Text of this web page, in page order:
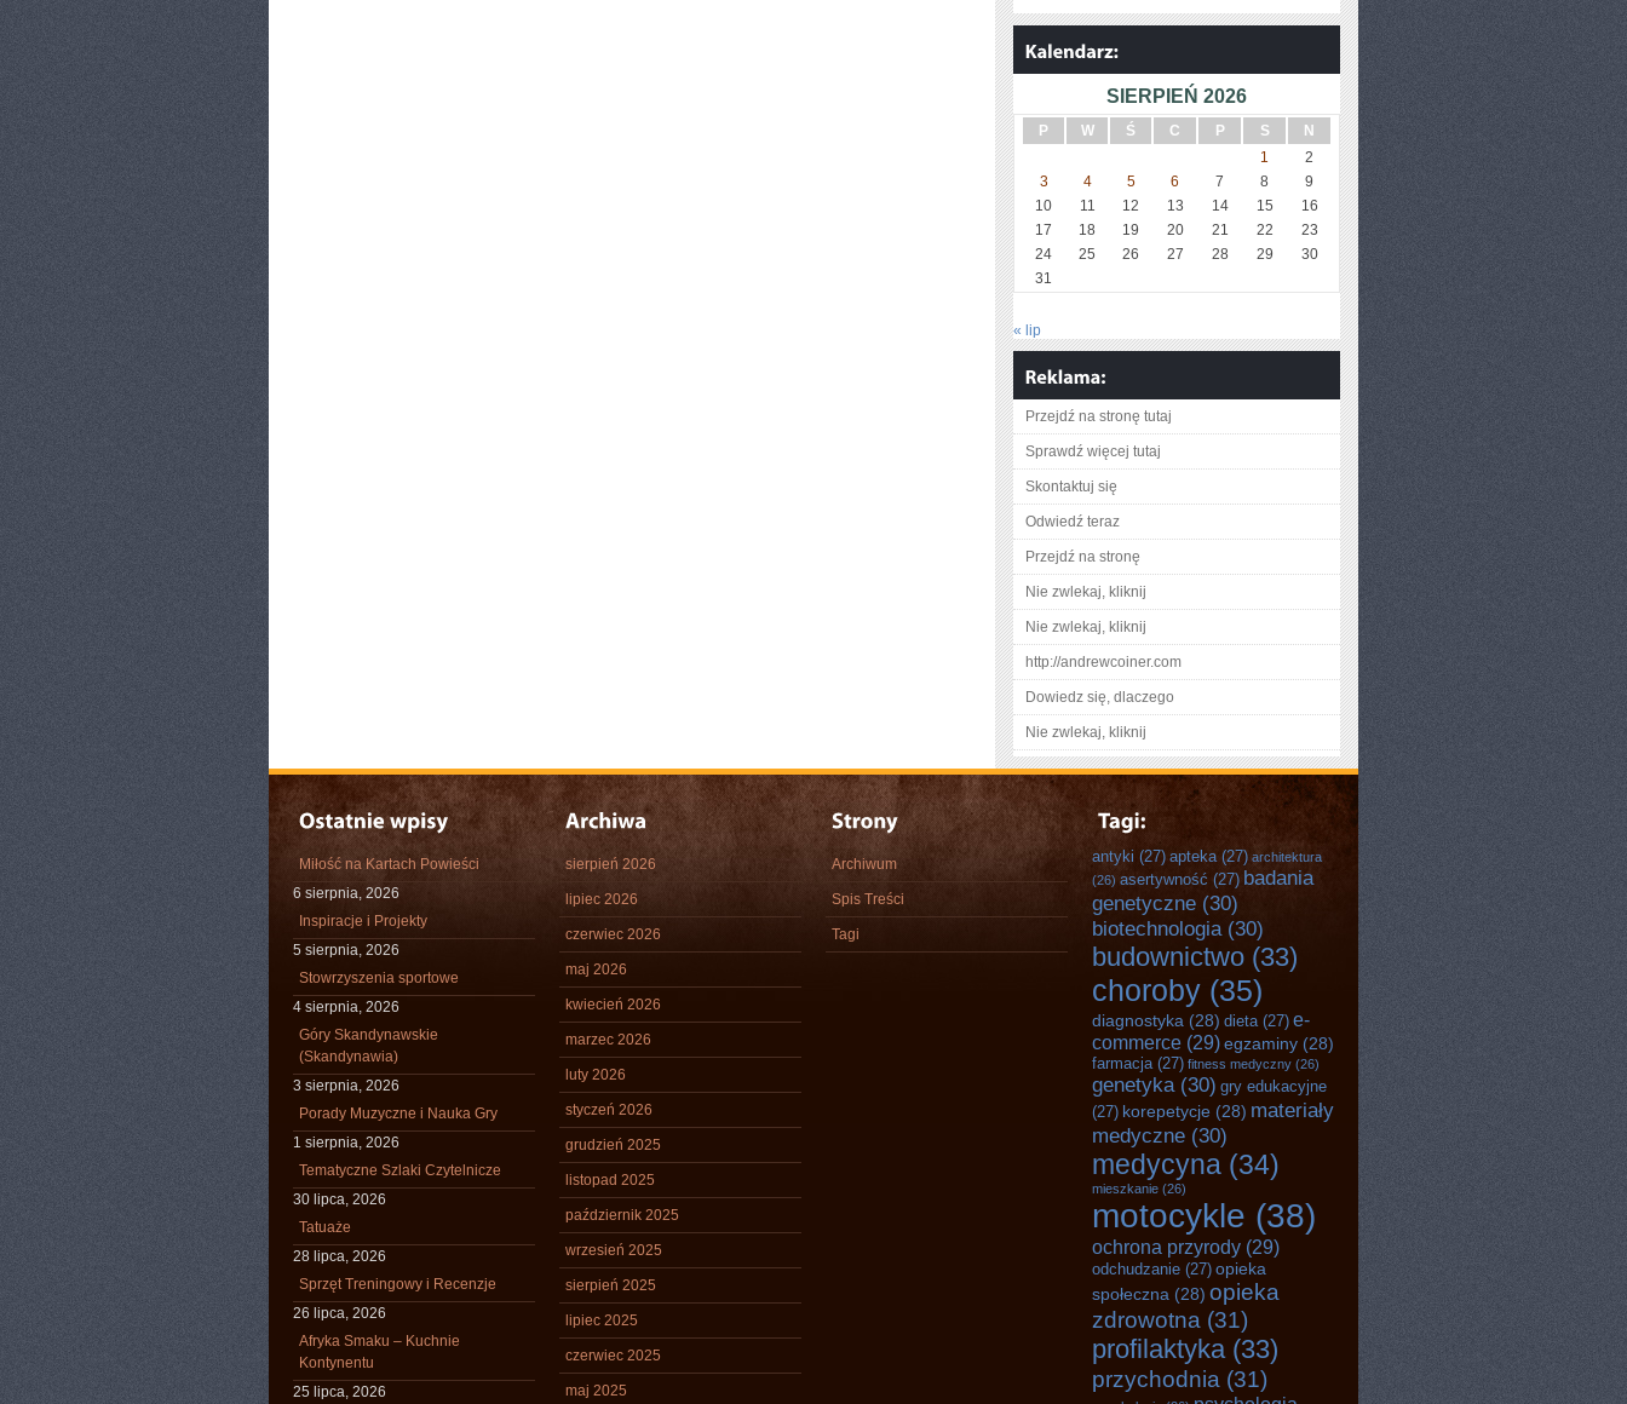
SIERPIEŃ 2026
P W Ś C P S
N
1
2
3
4 5 6 7 8
9
10
11 12 13 14 15
16
17
18 19 20 21 22
23
24
25 26 27 28 29
30
31
« lip
Przejdź na stronę tutaj
Sprawdź więcej tutaj
Skontaktuj się
Odwiedź teraz
Przejdź na stronę
Nie zwlekaj, kliknij
Nie zwlekaj, kliknij
http://andrewcoiner.com
Dowiedz się, dlaczego
Nie zwlekaj, kliknij
Miłość na Kartach Powieści
6 sierpnia, 2026
Inspiracje i Projekty
5 sierpnia, 2026
Stowrzyszenia sportowe
4 sierpnia, 2026
Góry Skandynawskie
(Skandynawia)
3 sierpnia, 2026
Porady Muzyczne i Nauka Gry
1 sierpnia, 2026
Tematyczne Szlaki Czytelnicze
30 lipca, 2026
Tatuaże
28 lipca, 2026
Sprzęt Treningowy i Recenzje
26 lipca, 2026
Afryka Smaku – Kuchnie
Kontynentu
25 lipca, 2026
sierpień 2026
lipiec 2026
czerwiec 2026
maj 2026
kwiecień 2026
marzec 2026
luty 2026
styczeń 2026
grudzień 2025
listopad 2025
październik 2025
wrzesień 2025
sierpień 2025
lipiec 2025
czerwiec 2025
maj 2025
Archiwum
Spis Treści
Tagi
antyki (27) apteka(27) architektura
(26) asertywność (27) badania
genetyczne (30)
biotechnologia(30)
budownictwo (33)
choroby (35)
diagnostyka (28) dieta(27) e-
commerce (29)egzaminy (28)
farmacja(27) fitness medyczny (26)
genetyka(30) gry edukacyjne
(27) korepetycje (28) materiały
medyczne (30)
medycyna (34)
mieszkanie (26)
motocykle (38)
ochrona przyrody (29)
odchudzanie (27) opieka
społeczna (28) opieka
zdrowotna (31)
profilaktyka(33)
przychodnia (31)